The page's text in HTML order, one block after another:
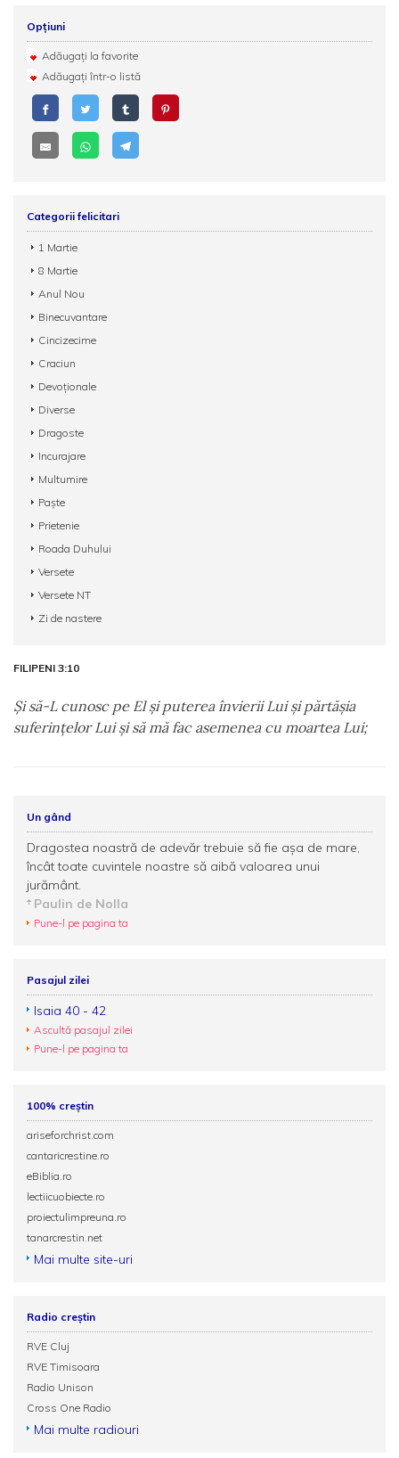
Opțiuni
Adăugați la favorite
Adăugați într-o listă
Categorii felicitari
1 Martie
8 Martie
Anul Nou
Binecuvantare
Cincizecime
Craciun
Devoționale
Diverse
Dragoste
Incurajare
Multumire
Paște
Prietenie
Roada Duhului
Versete
Versete NT
Zi de nastere
FILIPENI 3:10
Şi să-L cunosc pe El şi puterea învierii Lui şi părtăşia
suferinţelor Lui şi să mă fac asemenea cu moartea Lui;
Un gând
Dragostea noastră de adevăr trebuie să fie așa de mare,
încât toate cuvintele noastre să aibă valoarea unui
jurământ.
Paulin de Nolla
Pune-l pe pagina ta
Pasajul zilei
Isaia 40 - 42
Ascultă pasajul zilei
Pune-l pe pagina ta
100% creștin
ariseforchrist.com
cantaricrestine.ro
eBiblia.ro
lectiicuobiecte.ro
proiectulimpreuna.ro
tanarcrestin.net
Mai multe site-uri
Radio creștin
RVE Cluj
RVE Timisoara
Radio Unison
Cross One Radio
Mai multe radiouri